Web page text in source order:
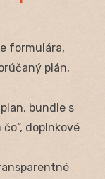
formulára,
plán,
bundle s
doplnkové